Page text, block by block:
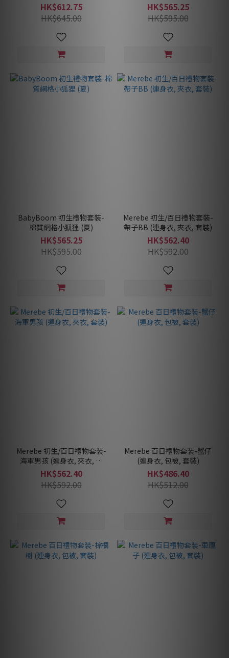
HK$612.75
HK$645.00
HK$565.25
HK$595.00
BabyBoom 初生禮物套裝-
棉質網格小狐狸 (夏)
HK$565.25
HK$595.00
Merebe 初生/百日禮物套裝-
帶子BB (連身衣, 夾衣, 套裝)
HK$562.40
HK$592.00
Merebe 初生/百日禮物套裝-
海軍男孩 (連身衣, 夾衣, 套
裝)
HK$562.40
HK$592.00
Merebe 百日禮物套裝-蟹仔
(連身衣, 包被, 套裝)
HK$486.40
HK$512.00